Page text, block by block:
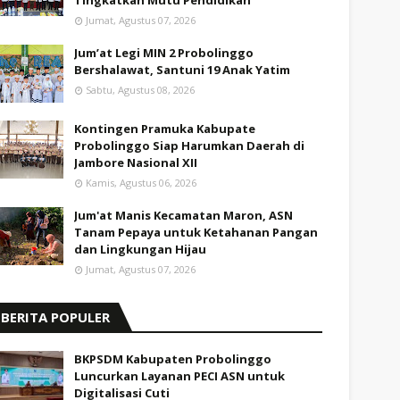
Jumat, Agustus 07, 2026
Jum’at Legi MIN 2 Probolinggo
Bershalawat, Santuni 19 Anak Yatim
Sabtu, Agustus 08, 2026
Kontingen Pramuka Kabupate
Probolinggo Siap Harumkan Daerah di
Jambore Nasional XII
Kamis, Agustus 06, 2026
Jum'at Manis Kecamatan Maron, ASN
Tanam Pepaya untuk Ketahanan Pangan
dan Lingkungan Hijau
Jumat, Agustus 07, 2026
BERITA POPULER
BKPSDM Kabupaten Probolinggo
Luncurkan Layanan PECI ASN untuk
Digitalisasi Cuti